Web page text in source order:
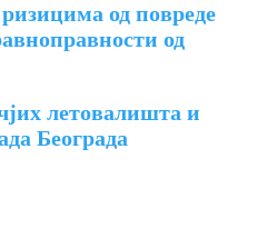
од повреде
од
летовалишта и
Београда